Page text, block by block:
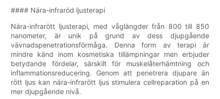
#### Nära-infraröd ljusterapi
Nära-infrarött ljusterapi, med våglängder från 800 till 850
nanometer, är unik på grund av dess djupgående
vävnadspenetrationsförmåga. Denna form av terapi är
mindre känd inom kosmetiska tillämpningar men erbjuder
betydande fördelar, särskilt för muskelåterhämtning och
inflammationsreducering. Genom att penetrera djupare än
rött ljus kan nära-infrarött ljus stimulera cellreparation på en
mer djupgående nivå.